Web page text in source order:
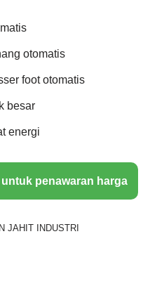
otomatis
foot otomatis
besar
energi
penawaran harga
JAHIT INDUSTRI